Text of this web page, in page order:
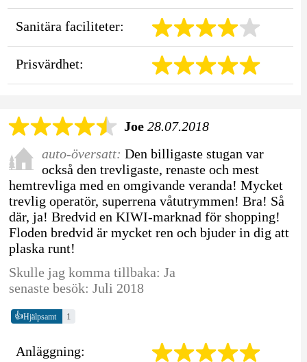
Sanitära faciliteter:
Prisvärdhet:
Joe 28.07.2018
auto-översatt: Den billigaste stugan var
också den trevligaste, renaste och mest
hemtrevliga med en omgivande veranda! Mycket
trevlig operatör, superrena våtutrymmen! Bra! Så
där, ja! Bredvid en KIWI-marknad för shopping!
Floden bredvid är mycket ren och bjuder in dig att
plaska runt!
Skulle jag komma tillbaka: Ja
senaste besök: Juli 2018
👍Hjälpsamt 1
Anläggning: